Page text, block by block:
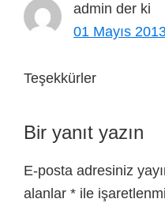
admin der ki
01 Mayıs
Teşekkürler
Bir yanıt yazın
E-posta adresiniz
alanlar * ile